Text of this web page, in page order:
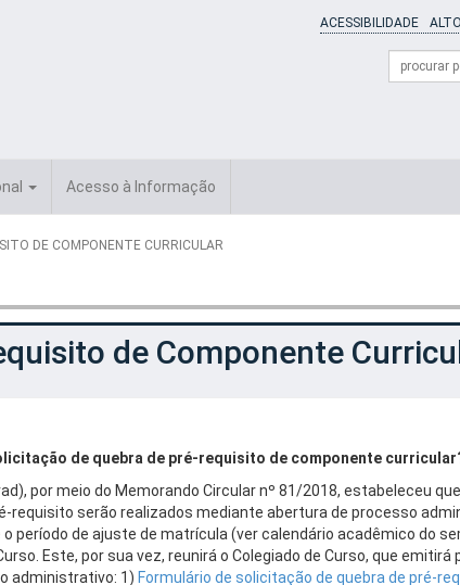
ACESSIBILIDADE
Campo
de
Acesso à Informação
DE COMPONENTE CURRICULAR
de Componente
de quebra de pré-requisito de componente
por meio do Memorando Circular nº 81/2018, estabeleceu
requisito serão realizados mediante abertura de processo
período de ajuste de matrícula (ver calendário acadêmico do
Este, por sua vez, reunirá o Colegiado de Curso, que emitirá
administrativo: 1) Formulário de solicitação de quebra de pré-